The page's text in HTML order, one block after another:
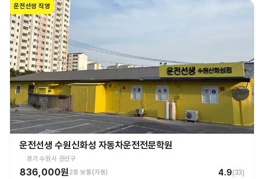
운전선생 직영
운전선생 수원신화성 자동차운전전문학원
경기 수원시 권선구
836,000원2종 보통(자동) 4.9(33)